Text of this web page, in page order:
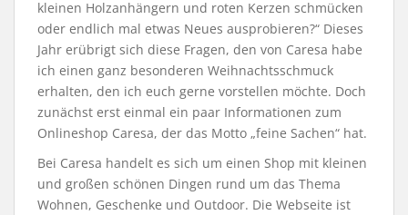
kleinen Holzanhängern und roten Kerzen schmücken
oder endlich mal etwas Neues ausprobieren?“ Dieses
Jahr erübrigt sich diese Fragen, den von Caresa habe
ich einen ganz besonderen Weihnachtsschmuck
erhalten, den ich euch gerne vorstellen möchte. Doch
zunächst erst einmal ein paar Informationen zum
Onlineshop Caresa, der das Motto „feine Sachen“ hat.
Bei Caresa handelt es sich um einen Shop mit kleinen
und großen schönen Dingen rund um das Thema
Wohnen, Geschenke und Outdoor. Die Webseite ist